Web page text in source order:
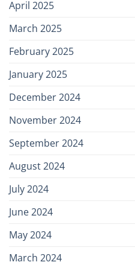
April 2025
March 2025
February 2025
January 2025
December 2024
November 2024
September 2024
August 2024
July 2024
June 2024
May 2024
March 2024